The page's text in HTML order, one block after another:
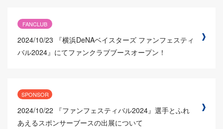
FANCLUB
2024/10/23
『横浜DeNAベイスターズ ファンフェスティ
バル2024』にてファンクラブブースオープン！
SPONSOR
2024/10/22
『ファンフェスティバル2024』選手とふれ
あえるスポンサーブースの出展について